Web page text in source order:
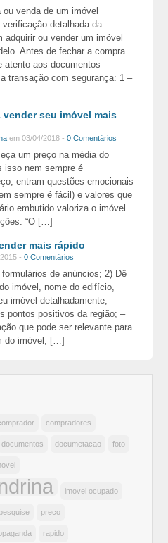
venda de um imóvel
detalhada da
ou vender um imóvel
Antes de fechar a compra
atento aos documentos
transação com segurança: 1 –
vender seu imóvel mais
em 03/04/2018 -0 Comentários
um preço na média do
isso nem sempre é
entram questões emocionais
sempre é fácil) e valores que
embutido valoriza o imóvel
“O […]
mais rápido
2015 -0 Comentários
de anúncios; 2) Dê
imóvel, nome do edifício,
imóvel detalhadamente; –
pontos positivos da região; –
que pode ser relevante para
do imóvel, […]
compradores
documentos documetacao foto
imovel ocupado
pesquise preco
rapido